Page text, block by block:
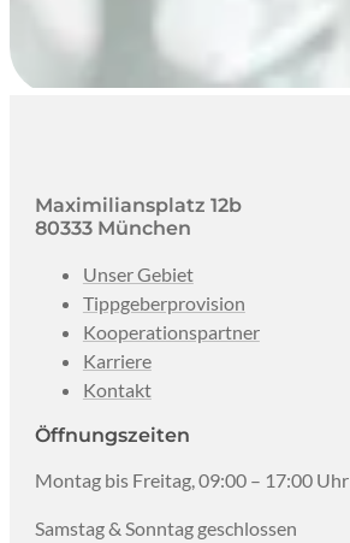
Maximiliansplatz 12b
80333 München
Unser Gebiet
Tippgeberprovision
Kooperationspartner
Karriere
Kontakt
Öffnungszeiten
Montag bis Freitag, 09:00 – 17:00 Uhr
Samstag & Sonntag geschlossen